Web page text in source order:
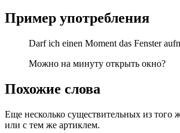
Пример употребления
Darf ich einen Moment das Fenster
Можно на минуту открыть окно?
Похожие слова
Еще несколько существительных из того
или с тем же артиклем.